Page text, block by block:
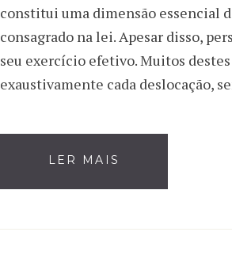
constitui uma dimensão essencial
consagrado na lei. Apesar disso,
seu exercício efetivo. Muitos
exaustivamente cada deslocação,
LER MAIS